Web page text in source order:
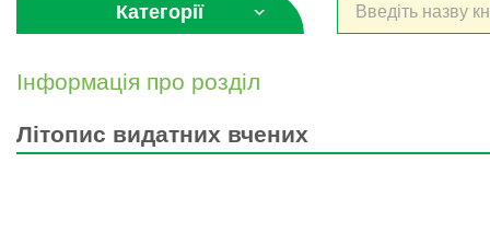
Категорії
Інформація про розділ
Літопис видатних вчених